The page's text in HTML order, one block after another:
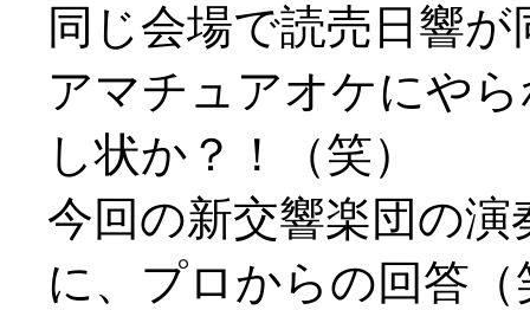
同じ会場で読売日響
アマチュアオケにや
し状か？！（笑）
今回の新交響楽団の
に、プロからの回答